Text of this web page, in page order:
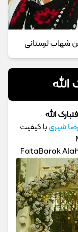
شهاب لرستانی
الله
فتبارک الله
رضا شیریبا کیفیت
FataBarak